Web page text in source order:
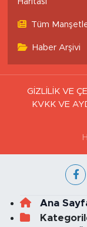
Tüm
Haber Arşivi
GİZLİLİK VE
KVKK VE
Ana